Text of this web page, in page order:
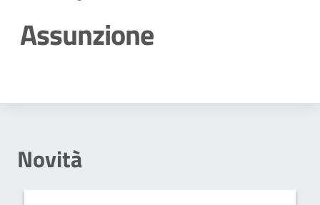
Assunzione
Novità